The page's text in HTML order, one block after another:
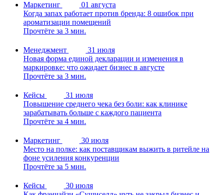
Маркетинг
01 августа
Когда запах работает против бренда: 8 ошибок при
ароматизации помещений
Прочтёте за 3 мин.
Менеджмент
31 июля
Новая форма единой декларации и изменения в
маркировке: что ожидает бизнес в августе
Прочтёте за 3 мин.
Кейсы
31 июля
Повышение среднего чека без боли: как клинике
зарабатывать больше с каждого пациента
Прочтёте за 4 мин.
Маркетинг
30 июля
Место на полке: как поставщикам выжить в ритейле на
фоне усиления конкуренции
Прочтёте за 5 мин.
Кейсы
30 июля